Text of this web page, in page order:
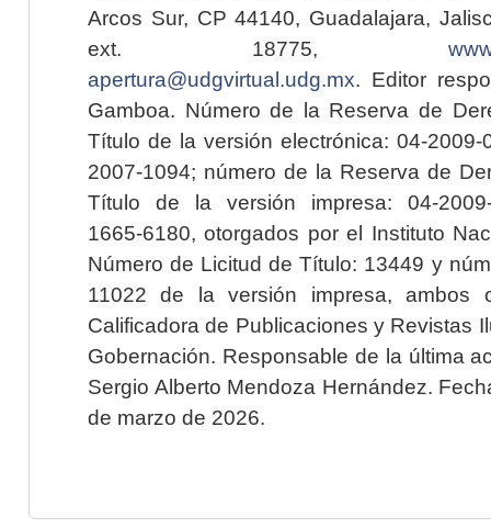
Arcos Sur, CP 44140, Guadalajara,
ext. 18775,
apertura@udgvirtual.udg.mx. Editor
Gamboa. Número de la Reserva de
Título de la versión electrónica: 04-2009-
2007-1094; número de la Reserva de
Título de la versión impresa: 04-2009-
1665-6180, otorgados por el Instituto
Número de Licitud de Título: 13449 y
11022 de la versión impresa, ambos
Calificadora de Publicaciones y Revistas
Gobernación. Responsable de la última
Sergio Alberto Mendoza Hernández.
de marzo de 2026.